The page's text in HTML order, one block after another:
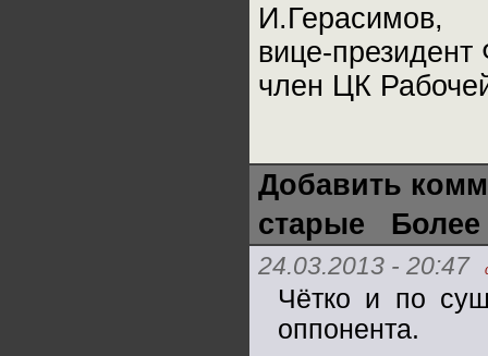
И.Герасимов,
вице-
член ЦК
Добавить
старые
24.03.2013 - 20:47
Чётко и по
оппонента.